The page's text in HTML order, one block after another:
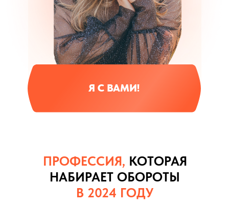
Я С ВАМИ!
ПРОФЕССИЯ, КОТОРАЯ
НАБИРАЕТ ОБОРОТЫ
В 2024 ГОДУ